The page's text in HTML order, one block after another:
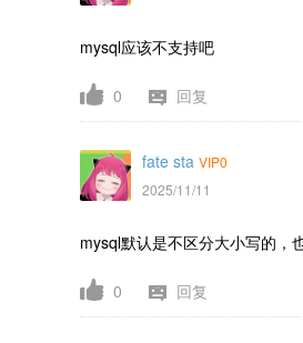
mysql应该不支持吧
0 回复
fate sta VIP0
2025/11/11
mysql默认是不区分大小写的，
0 回复